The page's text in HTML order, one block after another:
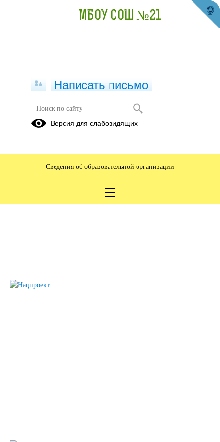
МБОУ СОШ №21
Написать письмо
Версия для слабовидящих
Сведения об образовательной организации